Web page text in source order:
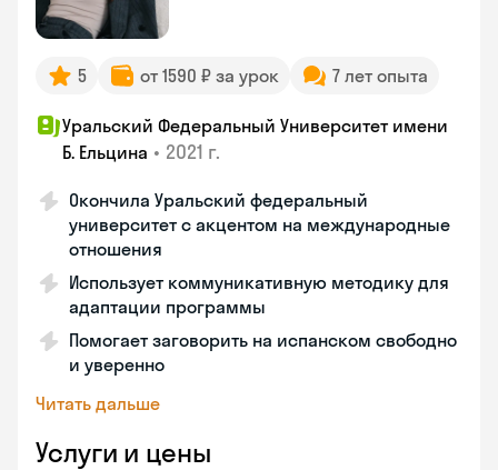
5 от 1590 ₽ за урок 7 лет опыта
Уральский Федеральный Университет имени
Б. Ельцина • 2021 г.
Окончила Уральский федеральный
университет с акцентом на международные
отношения
Использует коммуникативную методику для
адаптации программы
Помогает заговорить на испанском свободно
и уверенно
Читать дальше
Услуги и цены